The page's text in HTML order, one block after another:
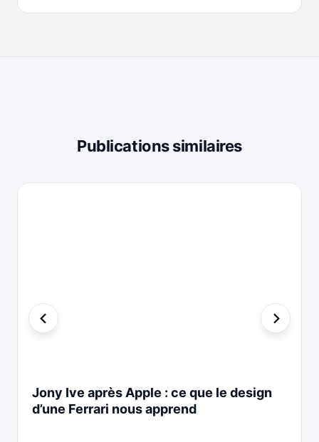
Publications similaires
Jony Ive après Apple : ce que le design
d’une Ferrari nous apprend